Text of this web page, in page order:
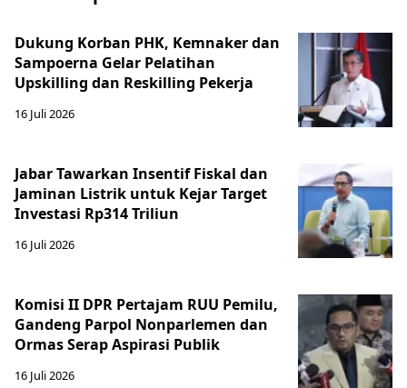
Dukung Korban PHK, Kemnaker dan
Sampoerna Gelar Pelatihan
Upskilling dan Reskilling Pekerja
16 Juli 2026
Jabar Tawarkan Insentif Fiskal dan
Jaminan Listrik untuk Kejar Target
Investasi Rp314 Triliun
16 Juli 2026
Komisi II DPR Pertajam RUU Pemilu,
Gandeng Parpol Nonparlemen dan
Ormas Serap Aspirasi Publik
16 Juli 2026